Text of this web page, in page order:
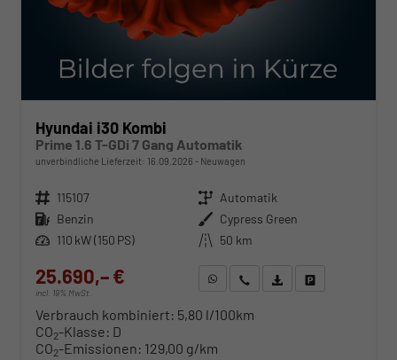
Hyundai i30 Kombi
Prime 1.6 T-GDi 7 Gang Automatik
unverbindliche Lieferzeit: 16.09.2026 Neuwagen
Fahrzeugnr. 115107 Getriebe Automatik
Kraftstoff Benzin Außenfarbe Cypress Green
Leistung 110 kW (150 PS) Kilometerstand 50 km
25.690,– €
incl. 19% MwSt.
WhatsApp anfragen
Wir rufen Sie anFahrzeugexposé (PDF)
Verbrauch kombiniert: 5,80 l/100km
CO2-Klasse: D
CO2-Emissionen: 129,00 g/km